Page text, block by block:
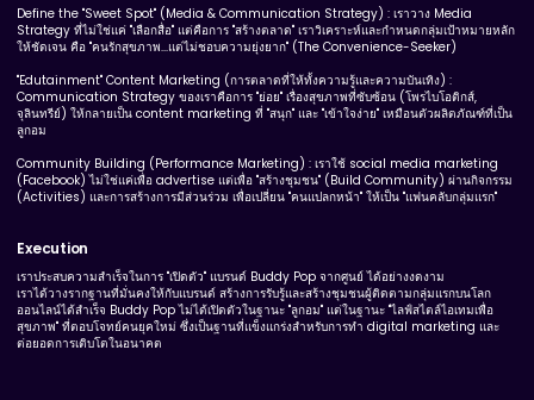
Define the "Sweet Spot" (Media & Communication Strategy) : เราวาง Media
Strategy ที่ไม่ใช่แค่ "เลือกสื่อ" แต่คือการ "สร้างตลาด" เราวิเคราะห์และกำหนดกลุ่มเป้าหมายหลัก
ให้ชัดเจน คือ "คนรักสุขภาพ...แต่ไม่ชอบความยุ่งยาก" (The Convenience-Seeker)
"Edutainment" Content Marketing (การตลาดที่ให้ทั้งความรู้และความบันเทิง) :
Communication Strategy ของเราคือการ "ย่อย" เรื่องสุขภาพที่ซับซ้อน (โพรไบโอติกส์,
จุลินทรีย์) ให้กลายเป็น content marketing ที่ "สนุก" และ "เข้าใจง่าย" เหมือนตัวผลิตภัณฑ์ที่เป็น
ลูกอม
Community Building (Performance Marketing) : เราใช้ social media marketing
(Facebook) ไม่ใช่แค่เพื่อ advertise แต่เพื่อ "สร้างชุมชน" (Build Community) ผ่านกิจกรรม
(Activities) และการสร้างการมีส่วนร่วม เพื่อเปลี่ยน "คนแปลกหน้า" ให้เป็น "แฟนคลับกลุ่มแรก"
Execution
เราประสบความสำเร็จในการ "เปิดตัว" แบรนด์ Buddy Pop จากศูนย์ ได้อย่างงดงาม
เราได้วางรากฐานที่มั่นคงให้กับแบรนด์ สร้างการรับรู้และสร้างชุมชนผู้ติดตามกลุ่มแรกบนโลก
ออนไลน์ได้สำเร็จ Buddy Pop ไม่ได้เปิดตัวในฐานะ "ลูกอม" แต่ในฐานะ "ไลฟ์สไตล์ไอเทมเพื่อ
สุขภาพ" ที่ตอบโจทย์คนยุคใหม่ ซึ่งเป็นฐานที่แข็งแกร่งสำหรับการทำ digital marketing และ
ต่อยอดการเติบโตในอนาคต